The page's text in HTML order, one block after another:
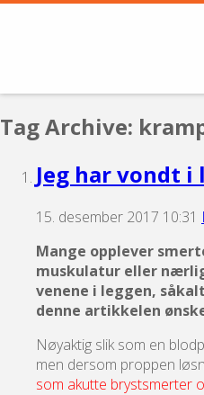
Tag Archive:
Jeg har vondt
15. desember 2017 10:31
Mange opplever
muskulatur eller
venene i leggen,
denne artikkelen
Nøyaktig slik som en
men dersom proppen
som akutte brystsmerter